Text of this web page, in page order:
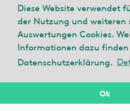
Diese Website verwendet
der Nutzung und weiteren
Auswertungen Cookies.
Informationen dazu finden
Datenschutzerklärung.
Ok
Linkedin
© 2026 ecobau